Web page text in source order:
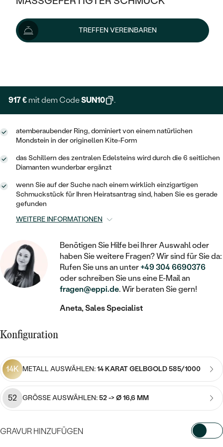
KLASSISCH
MEMOIRE
VINTAGE
AUSSERGEWÖHNLICHE
GEHÄMMERTE
VON HAND GRAVIERTE
IM SET
NACH PREIS
LUXURIÖSE
MIT MEHREREN DIAMANTEN
HALO
VINTAGE
IM SET
AUSSERGEWÖHNLICH
GESTALTE EINEN RING
WÄHLE EINEN RING
EINFASSEN
FARBIGE DIAMANTEN ZUM EINFASSEN
NACH EDELSTEIN
MIT DIAMANT
MIT MOISSANIT
MIT FARBIGEN DIAMANTEN
MIT SCHWARZEN DIAMANTEN
AUSVERKAUF
WENN SCHMUCK HILFT
OHRRINGE
ANHÄNGER / KETTEN
ARMBÄNDER
SCHMUCKSET
HERRENSCHMUCK
SCHMUCK FÜR KINDER
BROSCHEN
SCHMUCKZUBEHÖR
GOLD
SILBER
PLATIN
PLATIN
OHRSTECKER
MINIMALISTISCHE
OHRHÄNGER
SOLITÄR
HERZ
PIERCINGS
NACH STEIN
MIT DIAMANT
MIT EDELSTEIN
PERLENOHRRINGE
NACH PREIS
PREISWERTE
LUXURIÖSE
GOLD
SILBER
NACH STYL
ZUR GEBURT EINES KINDES
PERSONALISIERT
MIT STERNZEICHEN
MINIMALISTISCH
MEDAILLON
KETTEN
HERZKETTEN
MIT TIEREN
NACH EDELSTEIN
MIT DIAMANT
MIT EDELSTEIN
PERLENKETTEN
AUSVERKAUF
SILBER
NACH STYL
MINIMALISTISCHE
STATEMENT
SIEGELRINGE
PERSONALISIERT
NACH EDELSTEIN
PERLENRINGE
NACH PREIS
PREISWERTE
TREFFEN VEREINBAREN
1 019 €
Wir liefern den Schmuck innerhalb von 3 - 4 Wochen.
Lieferoptionen
917 € mit dem CodeSUN10 .
atemberaubender Ring, dominiert von einem natürlichen
Mondstein in der originellen Kite-Form
das Schillern des zentralen Edelsteins wird durch die 6 seitlichen
Diamanten wunderbar ergänzt
wenn Sie auf der Suche nach einem wirklich einzigartigen
Schmuckstück für Ihren Heiratsantrag sind, haben Sie es gerade
gefunden
WEITERE INFORMATIONEN
Benötigen Sie Hilfe bei Ihrer Auswahl oder
haben Sie weitere Fragen? Wir sind für Sie da:
Rufen Sie uns an unter+49 304 6690376
oder schreiben Sie uns eine E-Mail an
fragen@eppi.de. Wir beraten Sie gern!
Aneta, Sales Specialist
Konfiguration
14K METALL AUSWÄHLEN:14 KARAT GELBGOLD 585/1000
52 GRÖSSE AUSWÄHLEN:52 -> Ø 16,6 MM
GRAVUR HINZUFÜGEN